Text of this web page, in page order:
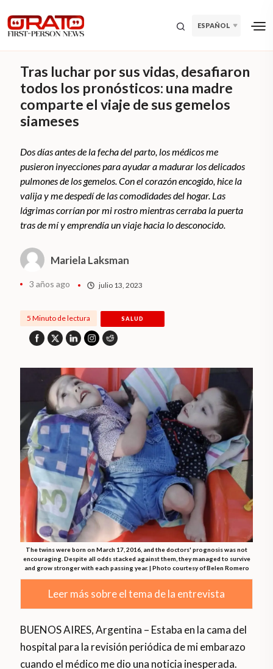
ESPAÑOL
Tras luchar por sus vidas, desafiaron
todos los pronósticos: una madre
comparte el viaje de sus gemelos
siameses
Dos días antes de la fecha del parto, los médicos me
pusieron inyecciones para ayudar a madurar los delicados
pulmones de los gemelos. Con el corazón encogido, hice la
valija y me despedí de las comodidades del hogar. Las
lágrimas corrían por mi rostro mientras cerraba la puerta
tras de mí y emprendía un viaje hacia lo desconocido.
Mariela Laksman
3 años ago julio 13, 2023
5 Minuto de lectura SALUD
The twins were born on March 17, 2016, and the doctors' prognosis was not
encouraging. Despite all odds stacked against them, they managed to survive
and grow stronger with each passing year. | Photo courtesy of Belen Romero
Leer más sobre el tema de la entrevista
BUENOS AIRES, Argentina – Estaba en la cama del
hospital para la revisión periódica de mi embarazo
cuando el médico me dio una noticia inesperada.